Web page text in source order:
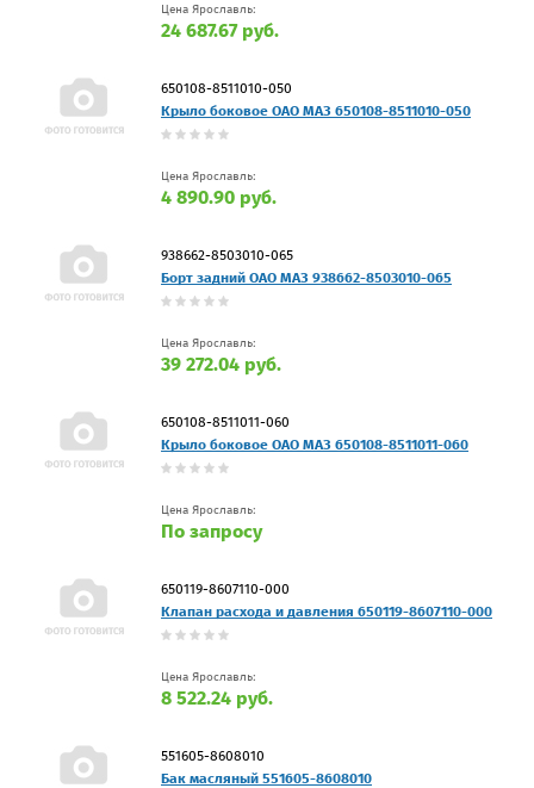
Цена Ярославль:
24 687.67 руб.
650108-8511010-050
Крыло боковое ОАО МАЗ 650108-8511010-050
Цена Ярославль:
4 890.90 руб.
938662-8503010-065
Борт задний ОАО МАЗ 938662-8503010-065
Цена Ярославль:
39 272.04 руб.
650108-8511011-060
Крыло боковое ОАО МАЗ 650108-8511011-060
Цена Ярославль:
По запросу
650119-8607110-000
Клапан расхода и давления 650119-8607110-000
Цена Ярославль:
8 522.24 руб.
551605-8608010
Бак масляный 551605-8608010